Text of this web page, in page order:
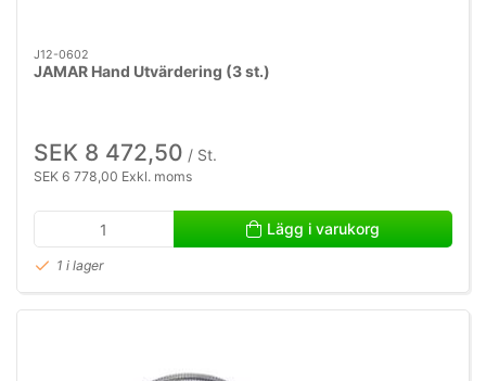
J12-0602
JAMAR Hand Utvärdering (3 st.)
SEK 8 472,50 / St.
SEK 6 778,00 Exkl. moms
Lägg i varukorg
1 i lager